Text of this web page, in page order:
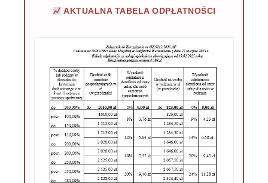
AKTUALNA TABELA ODPŁATNOŚCI